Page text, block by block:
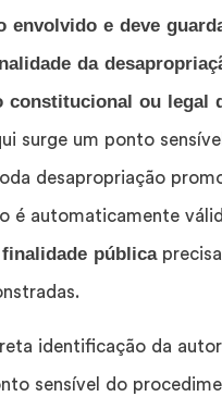
envolvido e deve
da
constitucional ou legal
surge um ponto
desapropriação
é automaticamente
finalidade pública
identificação da
sensível do